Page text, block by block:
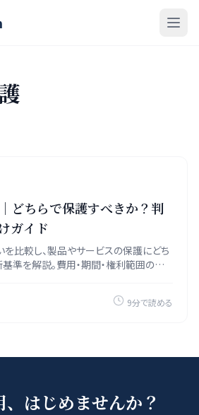
どちらで保護すべきか？判
ガイド
比較し、製品やサービスの保護にどち
準を解説。費用・期間・権利範囲の比
9分で読める
はじめませんか？